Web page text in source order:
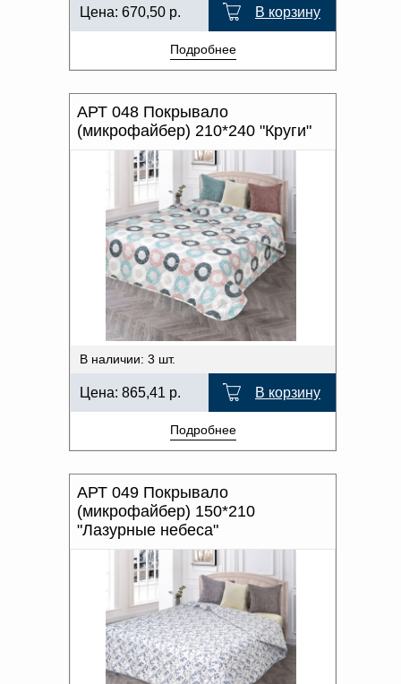
Цена: 670,50 р. В корзину
Подробнее
АРТ 048 Покрывало
(микрофайбер) 210*240 "Круги"
В наличии: 3 шт.
Цена: 865,41 р. В корзину
Подробнее
АРТ 049 Покрывало
(микрофайбер) 150*210
"Лазурные небеса"